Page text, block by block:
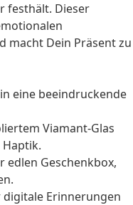
festhält. Dieser
macht Dein Präsent zu
eine beeindruckende
Viamant-Glas
edlen Geschenkbox,
digitale Erinnerungen